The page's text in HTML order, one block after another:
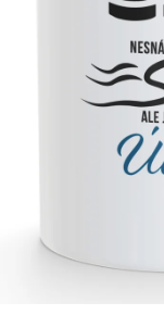
Přihlášení